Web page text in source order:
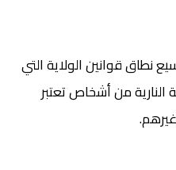
قوانين الولاية التي
من أشخاص تعتبر